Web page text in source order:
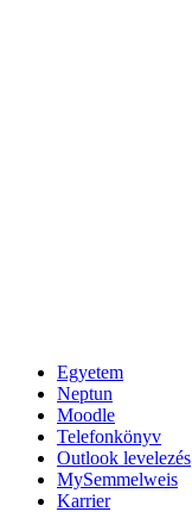
Egyetem
Neptun
Moodle
Telefonkönyv
Outlook levelezés
MySemmelweis
Karrier